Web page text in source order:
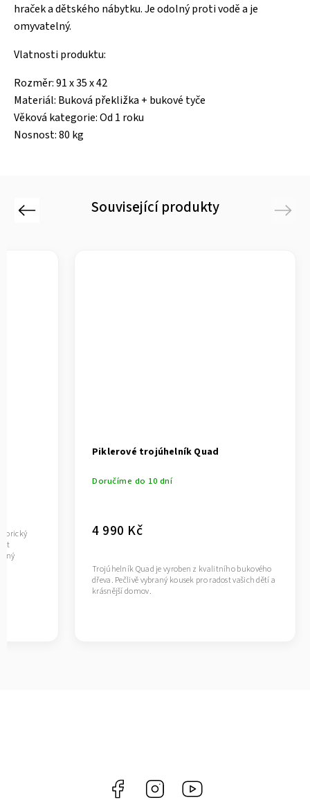
hraček a dětského nábytku. Je odolný proti vodě a je
omyvatelný.
Vlatnosti produktu:
Rozměr: 91 x 35 x 42
Materiál: Buková překližka + bukové tyče
Věková kategorie: Od 1 roku
Nosnost: 80 kg
Související produkty
Previous
Piklerové trojúhelník Quad
Doručíme do 10 dní
4 990 Kč
Trojúhelník Quad je vyroben z kvalitního bukového
dřeva. Pečlivě vybraný kousek pro radost vašich dětí a
krásnější domov.
Next
Facebook Instagram